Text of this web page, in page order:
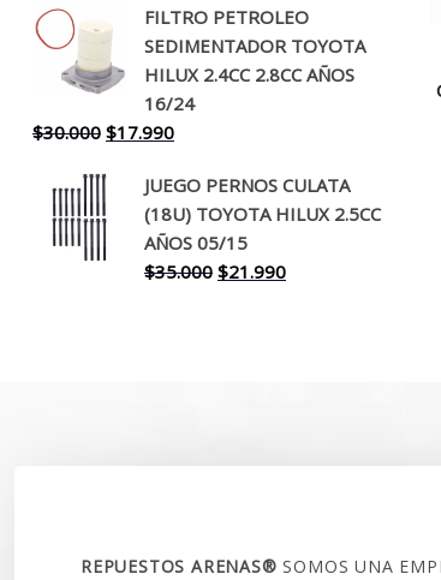
original
era:
$260.000.
actual
es:
$199.990.
FILTRO PETROLEO
SEDIMENTADOR TOYOTA
HILUX 2.4CC 2.8CC AÑOS
16/24
$30.000 El
original
era:
$30.000.
$17.990El
actual
es:
$17.990.
JUEGO PERNOS CULATA
(18U) TOYOTA HILUX 2.5CC
AÑOS 05/15
$35.000 El
$21.990El
REPUESTOS ARENAS®SOMOS UNA